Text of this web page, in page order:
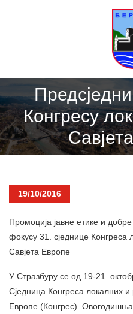
Конгресу
19/10/2016
Промоција јавне етике и
фокусу 31. сједнице Конгреса
Савјета Европе
У Стразбуру се од 19-21.
Сједница Конгреса локалних и
Европе (Конгрес). Овогодишња